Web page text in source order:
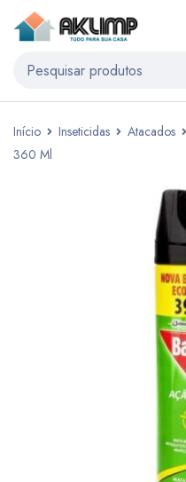
Início Inseticidas Atacados
360 Ml